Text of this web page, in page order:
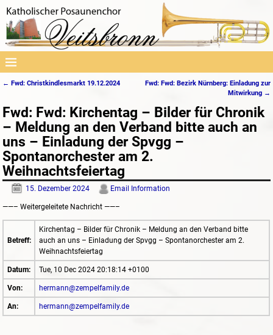
← Fwd: Christkindlesmarkt 19.12.2024
Fwd: Fwd: Bezirk Nürnberg: Einladung zur
Mitwirkung →
Fwd: Fwd: Kirchentag – Bilder für Chronik
– Meldung an den Verband bitte auch an
uns – Einladung der Spvgg –
Spontanorchester am 2.
Weihnachtsfeiertag
15. Dezember 2024 Email Information
——– Weitergeleitete Nachricht ——–
Betreff:
Kirchentag – Bilder für Chronik – Meldung an den Verband bitte
auch an uns – Einladung der Spvgg – Spontanorchester am 2.
Weihnachtsfeiertag
Datum: Tue, 10 Dec 2024 20:18:14 +0100
Von: hermann@zempelfamily.de
An: hermann@zempelfamily.de